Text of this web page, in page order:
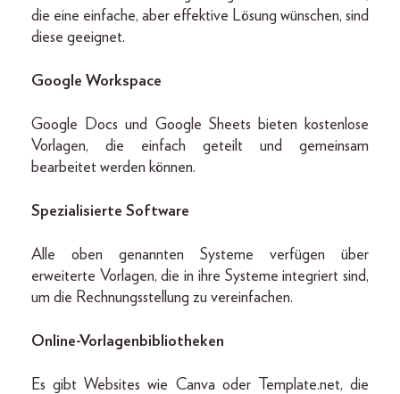
die eine einfache, aber effektive Lösung wünschen, sind
diese geeignet.
Google Workspace
Google Docs und Google Sheets bieten kostenlose
Vorlagen, die einfach geteilt und gemeinsam
bearbeitet werden können.
Spezialisierte Software
Alle oben genannten Systeme verfügen über
erweiterte Vorlagen, die in ihre Systeme integriert sind,
um die Rechnungsstellung zu vereinfachen.
Online-Vorlagenbibliotheken
Es gibt Websites wie Canva oder Template.net, die